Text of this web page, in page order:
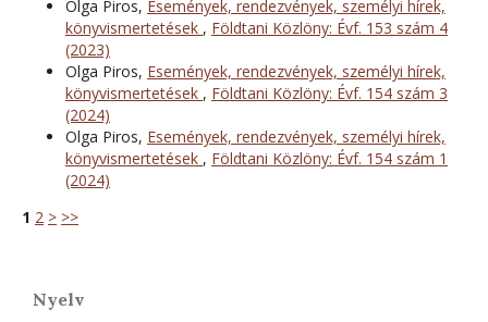
Olga Piros, Események, rendezvények, személyi hírek,
könyvismertetések , Földtani Közlöny: Évf. 153 szám 4
(2023)
Olga Piros, Események, rendezvények, személyi hírek,
könyvismertetések , Földtani Közlöny: Évf. 154 szám 3
(2024)
Olga Piros, Események, rendezvények, személyi hírek,
könyvismertetések , Földtani Közlöny: Évf. 154 szám 1
(2024)
1 2 > >>
Nyelv